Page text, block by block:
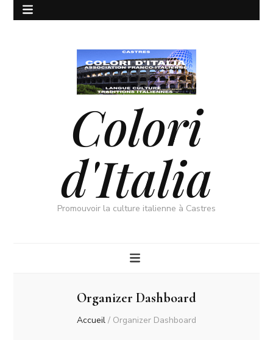
Colori
d'Italia
Promouvoir la culture italienne à Castres
Organizer Dashboard
Accueil / Organizer Dashboard